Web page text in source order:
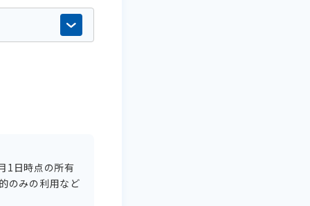
1日時点の所有
のみの利用など